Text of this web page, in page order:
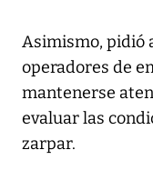
Asimismo, pidió
operadores de
mantenerse
evaluar las
zarpar.